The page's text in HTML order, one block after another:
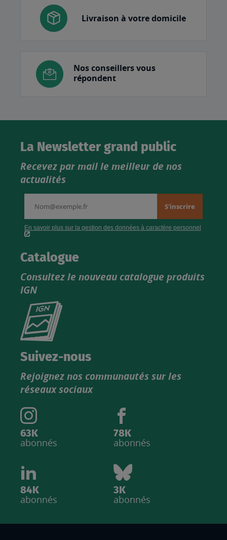
Livraison à votre domicile
Nos conseillers vous
répondent
La Newsletter grand public
Recevez par mail le meilleur de nos
actualités
Catalogue
Consultez le nouveau catalogue produits
IGN
Consultez
catalogue
Suivez-nous
Rejoignez nos communautés sur les
réseaux sociaux
63K
abonnés
78K
abonnés
84K
abonnés
3K
abonnés